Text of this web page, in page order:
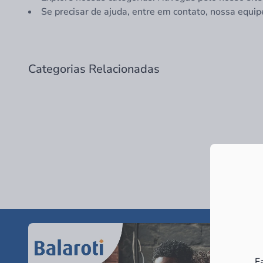
Se precisar de ajuda, entre em contato, nossa
Categorias Relacionadas